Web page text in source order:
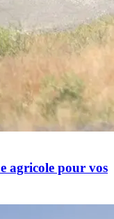
agricole pour vos